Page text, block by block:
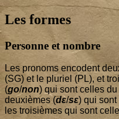
Les formes
Personne et nombre
Les pro­noms encodent
(SG) et le plu­riel (PL), et
(go/non) qui sont celles
deuxièmes (dɛ/sɛ) qui sont
les troi­sièmes qui sont